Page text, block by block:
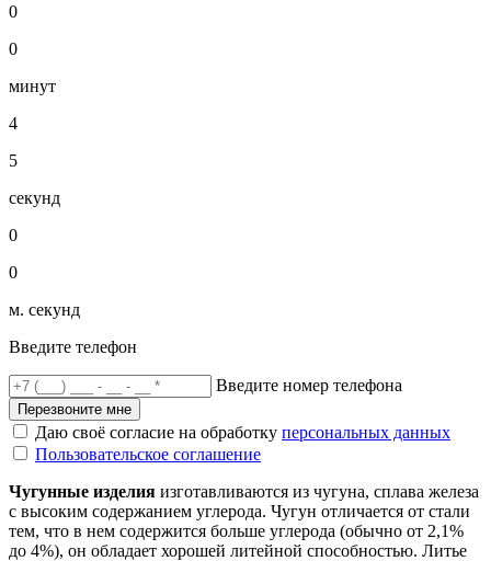
0
0
минут
4
5
секунд
0
0
м. секунд
Введите телефон
Введите номер телефона
Перезвоните мне
Даю своё согласие на обработку персональных данных
Пользовательское соглашение
Чугунные изделия изготавливаются из чугуна, сплава железа
с высоким содержанием углерода. Чугун отличается от стали
тем, что в нем содержится больше углерода (обычно от 2,1%
до 4%), он обладает хорошей литейной способностью. Литье